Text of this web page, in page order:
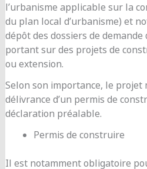
l’urbanisme applicable sur la
du plan local d’urbanisme) et
dépôt des dossiers de demande
portant sur des projets de
ou extension.
Selon son importance, le projet
délivrance d’un permis de
déclaration préalable.
Permis de construire
Il est notamment obligatoire